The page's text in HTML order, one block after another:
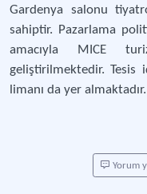
Gardenya salonu
sahiptir. Pazarlama
amacıyla MICE
geliştirilmektedir.
limanı da yer almaktadır.
Yorum